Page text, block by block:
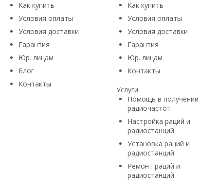
Как купить
Условия оплаты
Условия доставки
Гарантия
Юр. лицам​
Блог
Контакты
Как купить
Условия оплаты
Условия доставки
Гарантия
Юр. лицам​
Контакты
Услуги
Помощь в получении
радиочастот
Настройка раций и
радиостанций
Установка раций и
радиостанций
Ремонт раций и
радиостанций